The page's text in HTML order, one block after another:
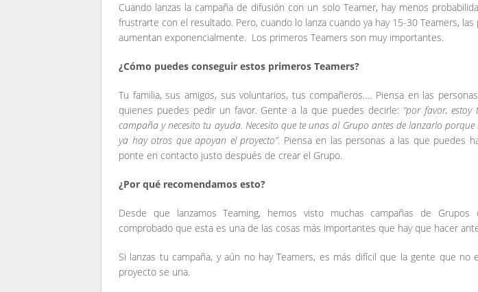
Cuando lanzas la campaña de difusión con un solo Teamer, hay menos
frustrarte con el resultado. Pero, cuando lo lanza cuando ya hay 15-30 Teamers,
aumentan exponencialmente. Los primeros Teamers son muy importantes.
¿Cómo puedes conseguir estos primeros Teamers?
Tu familia, sus amigos, sus voluntarios, tus compañeros…. Piensa en las
quienes puedes pedir un favor. Gente a la que puedes decirle: “por favor,
campaña y necesito tu ayuda. Necesito que te unas al Grupo antes de lanzarlo porque
ya hay otros que apoyan el proyecto”. Piensa en las personas a las que puedes
ponte en contacto justo después de crear el Grupo.
¿Por qué recomendamos esto?
Desde que lanzamos Teaming, hemos visto muchas campañas de Grupos
comprobado que esta es una de las cosas más importantes que hay que hacer
Si lanzas tu campaña, y aún no hay Teamers, es más difícil que la gente que no
proyecto se una.